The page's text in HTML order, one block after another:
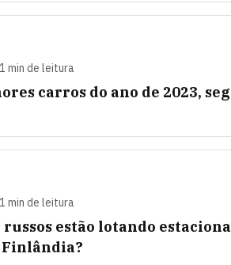
min de leitura
carros do ano de 2023,
min de leitura
russos estão lotando